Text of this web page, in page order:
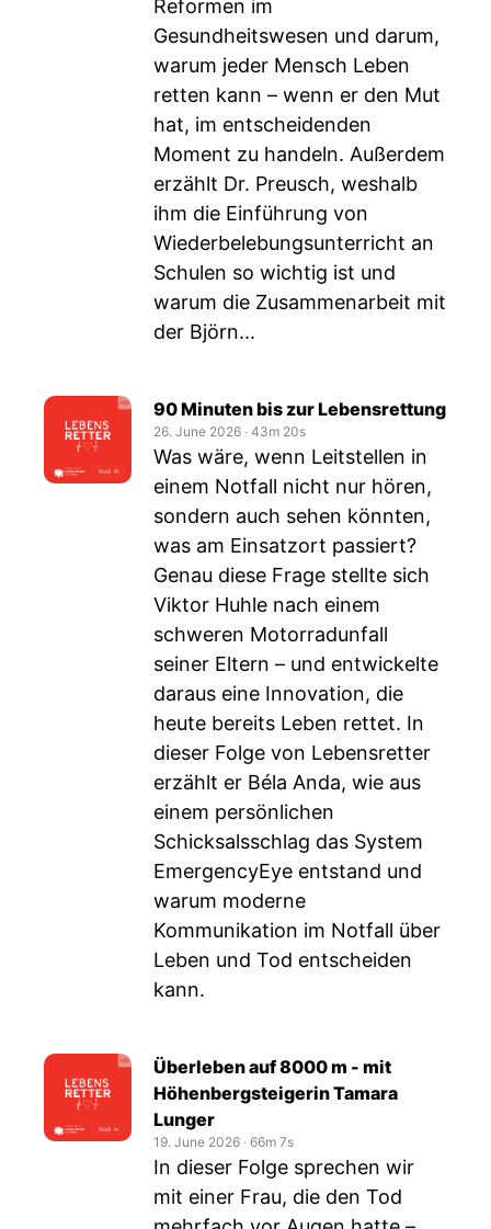
Reformen im
Gesundheitswesen und darum,
warum jeder Mensch Leben
retten kann – wenn er den Mut
hat, im entscheidenden
Moment zu handeln. Außerdem
erzählt Dr. Preusch, weshalb
ihm die Einführung von
Wiederbelebungsunterricht an
Schulen so wichtig ist und
warum die Zusammenarbeit mit
der Björn...
90 Minuten bis zur Lebensrettung
26. June 2026 ‧ 43m 20s
Was wäre, wenn Leitstellen in
einem Notfall nicht nur hören,
sondern auch sehen könnten,
was am Einsatzort passiert?
Genau diese Frage stellte sich
Viktor Huhle nach einem
schweren Motorradunfall
seiner Eltern – und entwickelte
daraus eine Innovation, die
heute bereits Leben rettet. In
dieser Folge von Lebensretter
erzählt er Béla Anda, wie aus
einem persönlichen
Schicksalsschlag das System
EmergencyEye entstand und
warum moderne
Kommunikation im Notfall über
Leben und Tod entscheiden
kann.
Überleben auf 8000 m - mit
Höhenbergsteigerin Tamara
Lunger
19. June 2026 ‧ 66m 7s
In dieser Folge sprechen wir
mit einer Frau, die den Tod